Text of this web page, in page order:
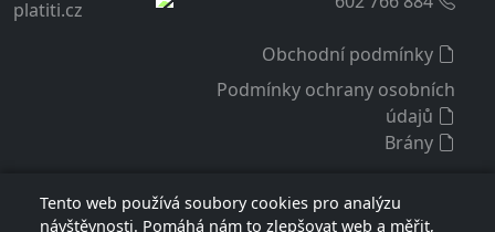
platiti.cz
Obchodní podmínky
Podmínky ochrany osobních
údajů
Brány
Tento web používá soubory cookies pro analýzu
návštěvnosti. Pomáhá nám to zlepšovat web a měřit,